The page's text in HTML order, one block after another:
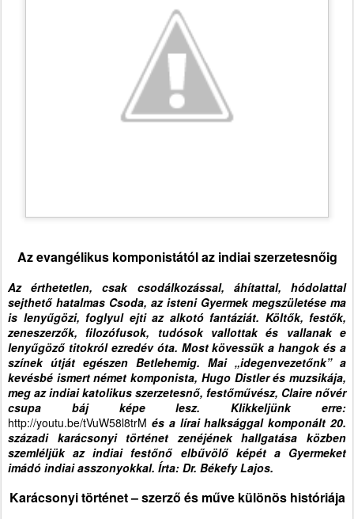
Az evangélikus komponistától az indiai szerzetesnőig
Az érthetetlen, csak csodálkozással, áhítattal, hódolattal
sejthető hatalmas Csoda, az isteni Gyermek megszületése ma
is lenyűgözi, foglyul ejti az alkotó fantáziát. Költők, festők,
zeneszerzők, filozófusok, tudósok vallottak és vallanak e
lenyűgöző titokról ezredév óta. Most kövessük a hangok és a
színek útját egészen Betlehemig. Mai „idegenvezetőnk” a
kevésbé ismert német komponista, Hugo Distler és muzsikája,
meg az indiai katolikus szerzetesnő, festőművész, Claire nővér
csupa báj képe lesz. Klikkeljünk erre:
http://youtu.be/tVuW58l8trM és a lírai halksággal komponált 20.
századi karácsonyi történet zenéjének hallgatása közben
szemléljük az indiai festőnő elbűvölő képét a Gyermeket
imádó indiai asszonyokkal. Írta: Dr. Békefy Lajos.
Karácsonyi történet – szerző és műve különös históriája